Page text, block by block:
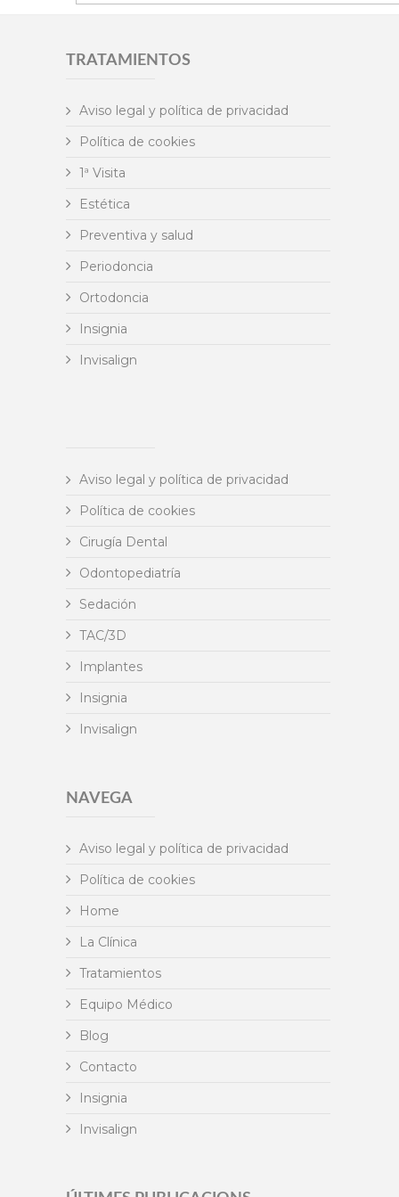
TRATAMIENTOS
Aviso legal y política de privacidad
Política de cookies
1ª Visita
Estética
Preventiva y salud
Periodoncia
Ortodoncia
Insignia
Invisalign
Aviso legal y política de privacidad
Política de cookies
Cirugía Dental
Odontopediatría
Sedación
TAC/3D
Implantes
Insignia
Invisalign
NAVEGA
Aviso legal y política de privacidad
Política de cookies
Home
La Clínica
Tratamientos
Equipo Médico
Blog
Contacto
Insignia
Invisalign